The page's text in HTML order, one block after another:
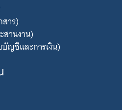
าร)
สานงาน)
ญชีและการเงิน)